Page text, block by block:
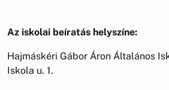
Az iskolai beíratás helyszíne:
Hajmáskéri Gábor Áron Általános
Iskola u. 1.